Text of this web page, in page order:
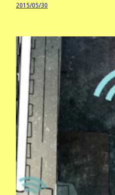
2015/05/30